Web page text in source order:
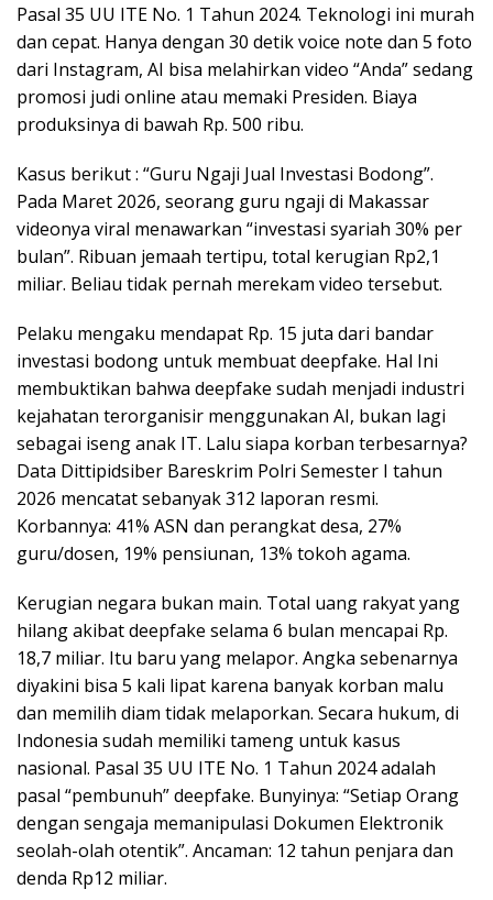
Pasal 35 UU ITE No. 1 Tahun 2024. Teknologi ini murah
dan cepat. Hanya dengan 30 detik voice note dan 5 foto
dari Instagram, AI bisa melahirkan video “Anda” sedang
promosi judi online atau memaki Presiden. Biaya
produksinya di bawah Rp. 500 ribu.
Kasus berikut : “Guru Ngaji Jual Investasi Bodong”.
Pada Maret 2026, seorang guru ngaji di Makassar
videonya viral menawarkan “investasi syariah 30% per
bulan”. Ribuan jemaah tertipu, total kerugian Rp2,1
miliar. Beliau tidak pernah merekam video tersebut.
Pelaku mengaku mendapat Rp. 15 juta dari bandar
investasi bodong untuk membuat deepfake. Hal Ini
membuktikan bahwa deepfake sudah menjadi industri
kejahatan terorganisir menggunakan AI, bukan lagi
sebagai iseng anak IT. Lalu siapa korban terbesarnya?
Data Dittipidsiber Bareskrim Polri Semester I tahun
2026 mencatat sebanyak 312 laporan resmi.
Korbannya: 41% ASN dan perangkat desa, 27%
guru/dosen, 19% pensiunan, 13% tokoh agama.
Kerugian negara bukan main. Total uang rakyat yang
hilang akibat deepfake selama 6 bulan mencapai Rp.
18,7 miliar. Itu baru yang melapor. Angka sebenarnya
diyakini bisa 5 kali lipat karena banyak korban malu
dan memilih diam tidak melaporkan. Secara hukum, di
Indonesia sudah memiliki tameng untuk kasus
nasional. Pasal 35 UU ITE No. 1 Tahun 2024 adalah
pasal “pembunuh” deepfake. Bunyinya: “Setiap Orang
dengan sengaja memanipulasi Dokumen Elektronik
seolah-olah otentik”. Ancaman: 12 tahun penjara dan
denda Rp12 miliar.